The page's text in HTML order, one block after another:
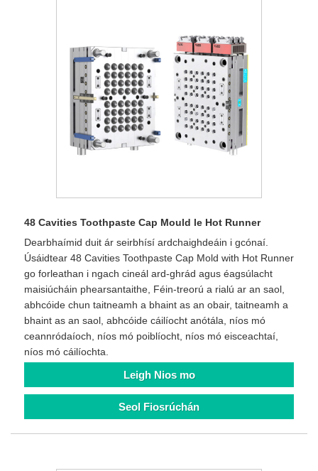
48 Cavities Toothpaste Cap Mould le Hot Runner
Dearbhaímid duit ár seirbhísí ardchaighdeáin i gcónaí.
Úsáidtear 48 Cavities Toothpaste Cap Mold with Hot Runner
go forleathan i ngach cineál ard-ghrád agus éagsúlacht
maisiúcháin phearsantaithe, Féin-treorú a rialú ar an saol,
abhcóide chun taitneamh a bhaint as an obair, taitneamh a
bhaint as an saol, abhcóide cáilíocht anótála, níos mó
ceannródaíoch, níos mó poiblíocht, níos mó eisceachtaí,
níos mó cáilíochta.
Leigh Nios mo
Seol Fiosrúchán